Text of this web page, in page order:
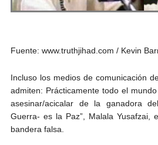
Fuente: www.truthjihad.com / Kevin
Incluso los medios de comunicación
admiten: Prácticamente todo el
asesinar/acicalar de la ganadora
Guerra- es la Paz”, Malala Yusafzai,
bandera falsa.